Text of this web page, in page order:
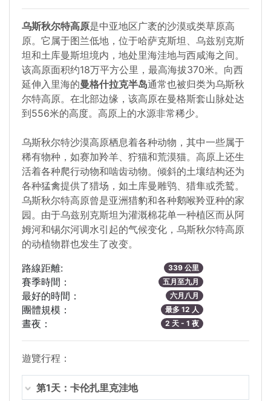
乌斯秋尔特高原是中亚地区广袤的沙漠或类草原高
原。它属于图兰低地，位于哈萨克斯坦、乌兹别克斯
坦和土库曼斯坦境内，地处里海洼地与西咸海之间。
该高原面积约18万平方公里，最高海拔370米。向西
延伸入里海的曼格什拉克半岛通常也被归类为乌斯秋
尔特高原。在北部边缘，该高原在曼格斯套山脉处达
到556米的高度。高原上的水源非常稀少。
乌斯秋尔特沙漠高原栖息着各种动物，其中一些属于
稀有物种，如赛加羚羊、狞猫和荒漠猫。高原上还生
活着各种爬行动物和啮齿动物。倾斜的土壤结构还为
各种猛禽提供了猎场，如土库曼雕鸮、猎隼或秃鹫。
乌斯秋尔特高原曾是亚洲猎豹和各种鹅喉羚亚种的家
园。由于乌兹别克斯坦为灌溉棉花单一种植区而从阿
姆河和锡尔河调水引起的气候变化，乌斯秋尔特高原
的动植物群也发生了改变。
路線距離:
339 公里
賽季時間： 五月至九月
最好的時間： 六月八月
團體規模： 最多 12 人
晝夜： 2 天 - 1 夜
遊覽行程：
第1天：卡伦扎里克洼地